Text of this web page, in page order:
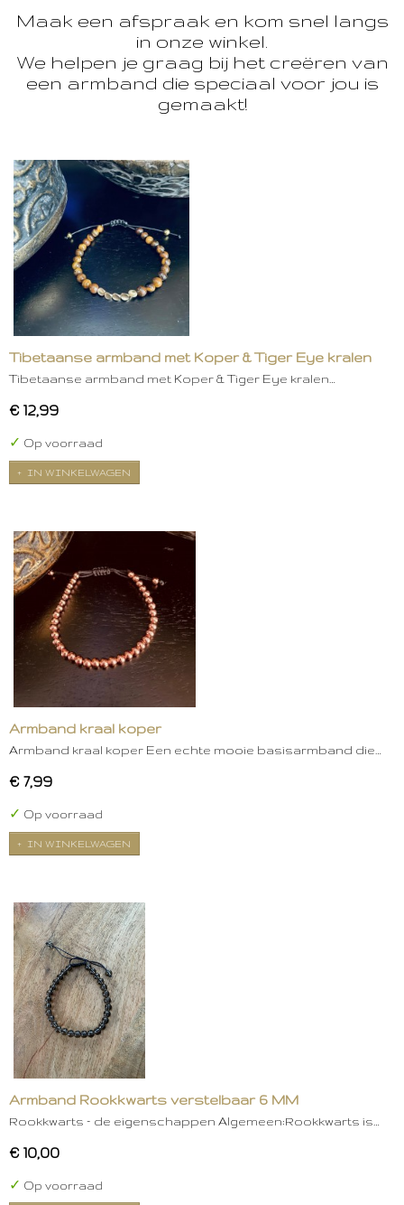
Maak een afspraak en kom snel langs
in onze winkel.
We helpen je graag bij het creëren van
een armband die speciaal voor jou is
gemaakt!
Tibetaanse armband met Koper & Tiger Eye kralen
Tibetaanse armband met Koper & Tiger Eye kralen…
€ 12,99
✓ Op voorraad
IN WINKELWAGEN
Armband kraal koper
Armband kraal koper Een echte mooie basisarmband die…
€ 7,99
✓ Op voorraad
IN WINKELWAGEN
Armband Rookkwarts verstelbaar 6 MM
Rookkwarts – de eigenschappen Algemeen:Rookkwarts is…
€ 10,00
✓ Op voorraad